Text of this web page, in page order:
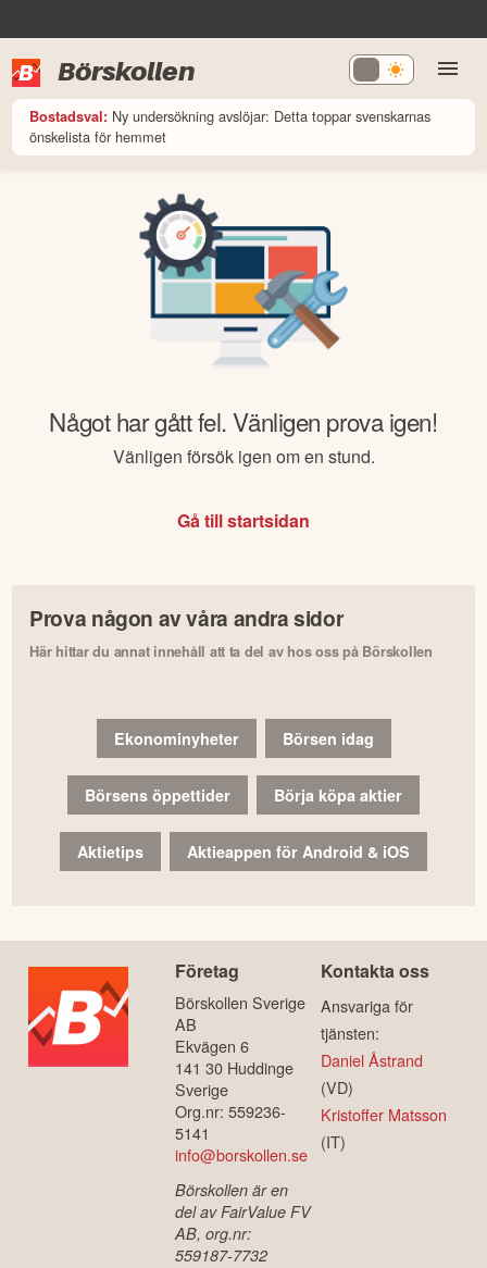
Börskollen
Bostadsval: Ny undersökning avslöjar: Detta toppar svenskarnas
önskelista för hemmet
Något har gått fel. Vänligen prova igen!
Vänligen försök igen om en stund.
Gå till startsidan
Prova någon av våra andra sidor
Här hittar du annat innehåll att ta del av hos oss på Börskollen
Ekonominyheter Börsen idag
Börsens öppettider Börja köpa aktier
Aktietips Aktieappen för Android & iOS
Företag
Börskollen Sverige
AB
Ekvägen 6
141 30 Huddinge
Sverige
Org.nr: 559236-
5141
info@borskollen.se
Börskollen är en
del av FairValue FV
AB, org.nr:
559187-7732
Kontakta oss
Ansvariga för
tjänsten:
Daniel Åstrand
(VD)
Kristoffer Matsson
(IT)